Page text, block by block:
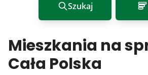
Szukaj
Mieszkania na
Cała Polska